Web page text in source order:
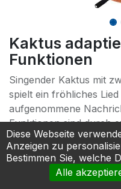
Kaktus
Funktionen
Singender Kaktus mit
spielt ein fröhliches
aufgenommene
Funktionen sind durch
Nebenbei wiederholt er
die er hört.
66,58€
Diese Webseite
Anzeigen zu
Bestimmen Sie, welche
Alle